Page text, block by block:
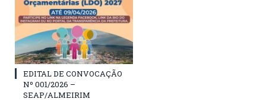
EDITAL DE CONVOCAÇÃO
Nº 001/2026 –
SEAP/ALMEIRIM